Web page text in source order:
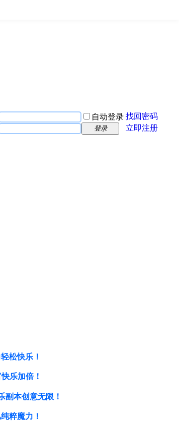
自动登录 找回密码
登录 立即注册
松快乐！
乐加倍！
副本创意无限！
粹魔力！